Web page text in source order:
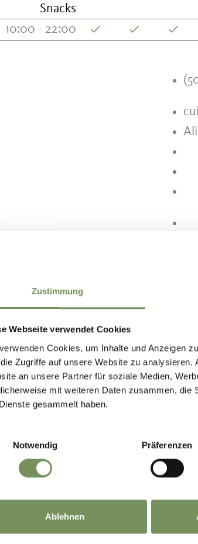
Zustimmung
Webseite verwendet Cookies
Cookies, um Inhalte und Anzeigen
Zugriffe auf unsere Website zu
an unsere Partner für soziale Medien,
mit weiteren Daten zusammen, die
gesammelt haben.
Notwendig
Präferenzen
Ablehnen
Snacks
10:00 - 22:00
LE CONTENU VOUS A-T-